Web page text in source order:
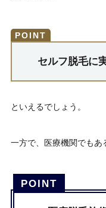
セルフ脱毛に
といえるでしょう。
一方で、医療機関でもあ